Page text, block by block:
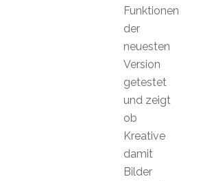
Funktionen
der
neuesten
Version
getestet
und zeigt
ob
Kreative
damit
Bilder